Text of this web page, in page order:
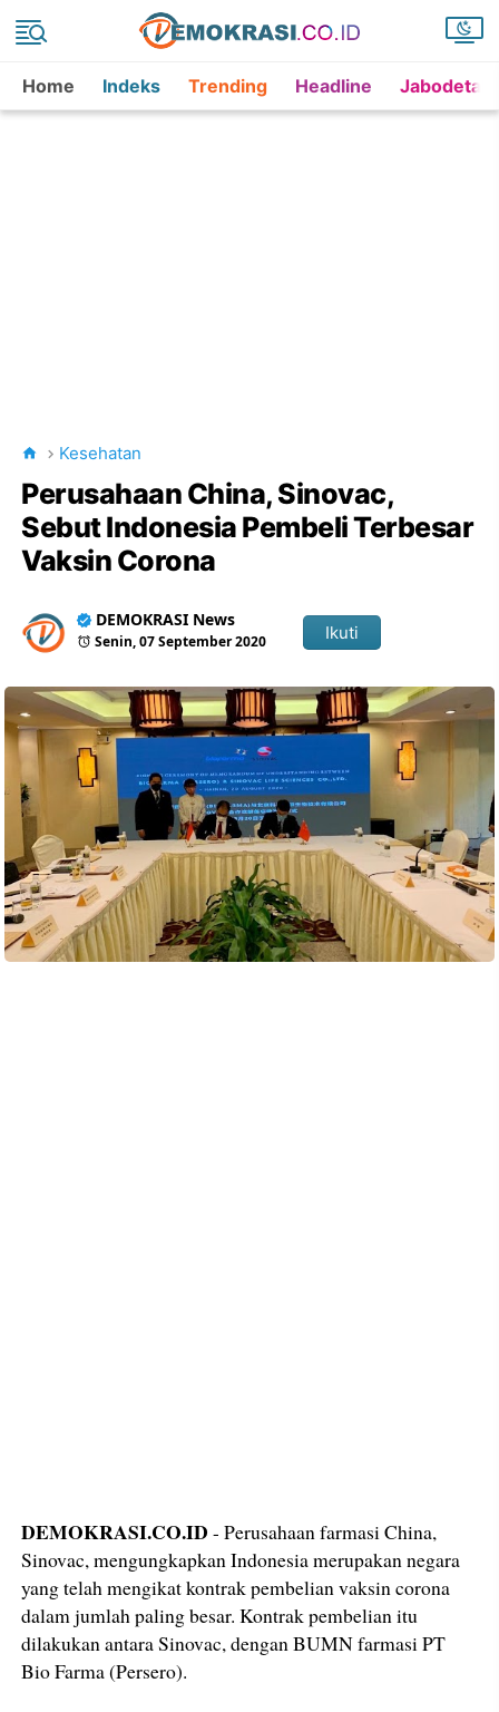
Home Indeks Trending Headline
Kesehatan
Perusahaan China, Sinovac,
Sebut Indonesia Pembeli Terbesar
Vaksin Corona
DEMOKRASI News
Senin, 07 September 2020 Ikuti
DEMOKRASI.CO.ID - Perusahaan farmasi China,
Sinovac, mengungkapkan Indonesia merupakan negara
yang telah mengikat kontrak pembelian vaksin corona
dalam jumlah paling besar. Kontrak pembelian itu
dilakukan antara Sinovac, dengan BUMN farmasi PT
Bio Farma (Persero).